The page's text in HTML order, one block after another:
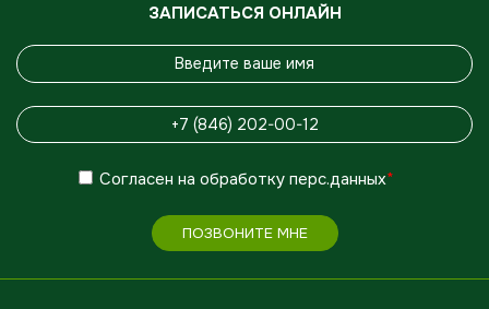
ЗАПИСАТЬСЯ ОНЛАЙН
Согласен на обработку перс.данных*
ПОЗВОНИТЕ МНЕ